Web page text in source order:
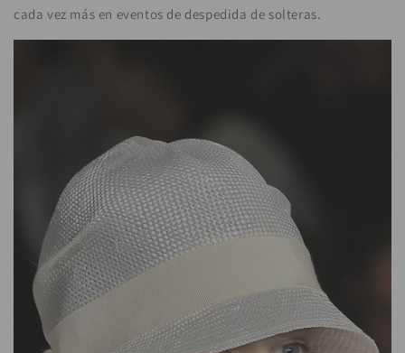
cada vez más en eventos de despedida de solteras.